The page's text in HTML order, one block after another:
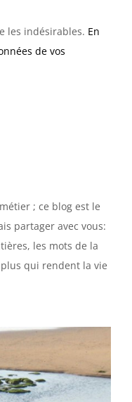
les indésirables. En
de vos
; ce blog est le
partager avec vous:
les mots de la
qui rendent la vie